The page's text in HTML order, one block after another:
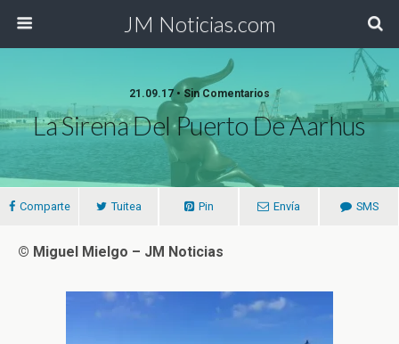
JM Noticias.com
21.09.17 • Sin Comentarios
La Sirena Del Puerto De Aarhus
Comparte Tuitea Pin Envía SMS
© Miguel Mielgo – JM Noticias